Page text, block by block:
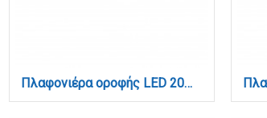
Πλαφονιέρα οροφής LED 20W 3CCT (by switch on base) από γκρι μέταλλο και ακρυλικό D:30cm (42035-D-Gray)